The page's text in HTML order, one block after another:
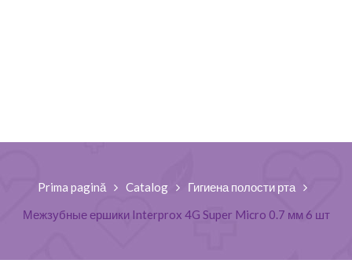
Prima pagină Catalog
Гигиена полости рта
Межзубные ершики Interprox 4G Super Micro 0.7 мм 6 шт